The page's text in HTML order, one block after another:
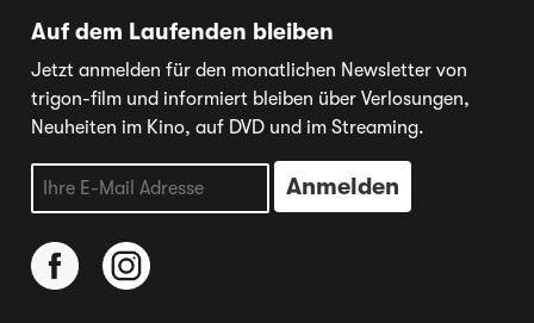
Auf dem Laufenden bleiben
Jetzt anmelden für den monatlichen Newsletter von
trigon-film und informiert bleiben über Verlosungen,
Neuheiten im Kino, auf DVD und im Streaming.